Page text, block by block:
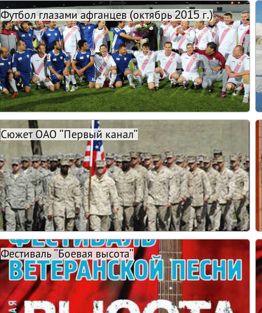
Футбол глазами афганцев (октябрь 2015 г.)
Сюжет ОАО "Первый канал"
Фестиваль "Боевая высота"